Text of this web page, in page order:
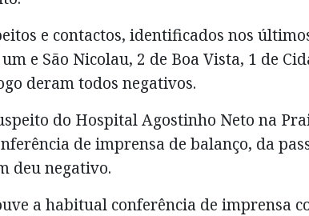
e contactos, identificados nos
e São Nicolau, 2 de Boa Vista, 1 de
deram todos negativos.
do Hospital Agostinho Neto na
de imprensa de balanço, da
deu negativo.
a habitual conferência de imprensa